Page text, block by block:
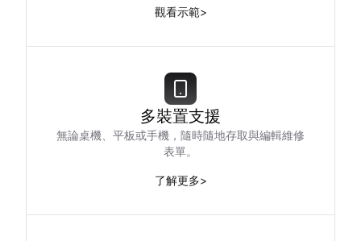
觀看示範>
多裝置支援
無論桌機、平板或手機，隨時隨地存取與編輯維修
表單。
了解更多>